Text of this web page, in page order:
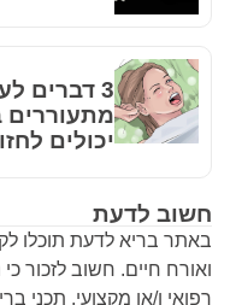
חשוב לדעת
באתר בריא לדעת תוכלו
ואורח חיים. חשוב לזכור
רפואי ו/או מקצועי. תכני
3 דברים
מתעוררים
יכולים